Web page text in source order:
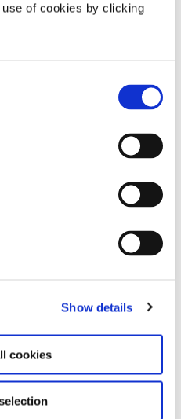
of cookies by clicking
Show details
cookies